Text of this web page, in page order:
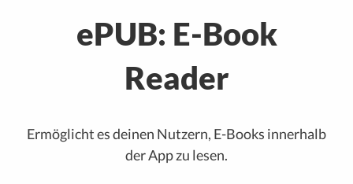
ePUB: E-Book
Reader
Ermöglicht es deinen Nutzern, E-Books innerhalb
der App zu lesen.